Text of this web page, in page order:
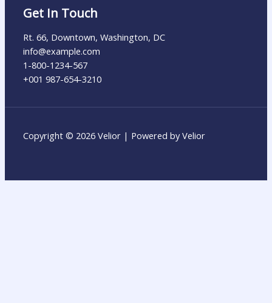
Get In Touch
Rt. 66, Downtown, Washington, DC
info@example.com​
1-800-1234-567
+001 987-654-3210
Copyright © 2026 Velior | Powered by Velior